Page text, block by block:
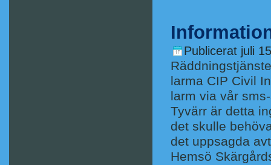
Publicerat juli
larma CIP Civil
larm via vår
Tyvärr är detta
det skulle
det uppsagda
Hemsö